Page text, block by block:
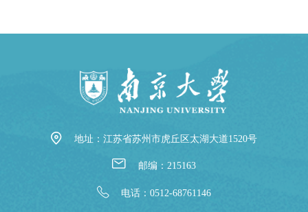
地址：江苏省苏州市虎丘区太湖大道1520号
邮编：215163
电话：0512-68761146